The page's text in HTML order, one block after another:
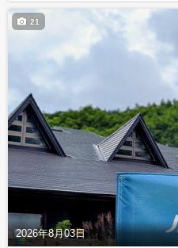
2026年8月03日
21